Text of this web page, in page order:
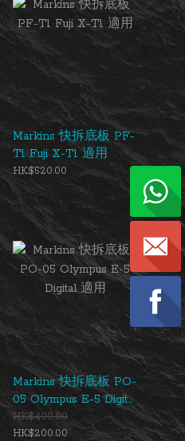
Markins 快拆底板 PF-
T1 Fuji X-T1 適用
HK$520.00
Markins 快拆底板 PO-
05 Olympus E-5 Digital
適用
HK$400.00
HK$200.00